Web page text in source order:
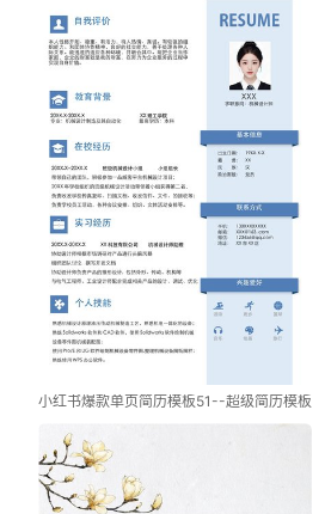
小红书爆款单页简历模板51--超级简历模板